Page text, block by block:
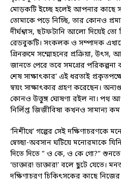
মোড়কটি ইচ্ছে হলেই আপনার কাছে
তোমাকে পড়ে নিচ্ছি, তার কোনও
দীর্ঘশ্বাস, ছটফটানি আলো দিয়েই তো
রেডবুকটি। সংকলক ও সম্পাদক
গ্রিনরুমে সম্মোহনের প্রক্রিয়া, উৎস,
জানতে পেরে তবে সমগ্রের পরিকল্পনা
শেষ সাক্ষাৎকার’ এই ধরতাই
স্বয়ং সাক্ষাৎকার গ্রহণ করেছেন।
কোনও উত্তুঙ্গ ঘোষণা রইল না। পথ
নির্লিপ্ত জিজীবিষা কখনও সামান্য
‘নিশীথে’ গল্পের সেই দক্ষিণাচরণকে
স্বেচ্ছা-অবসান ঘটিয়ে মনোরমাকে
দিতে দিতে ” ও কে, ও কে গো?” শুনতে
‘ডাক্তার! ডাক্তার!’ বলে ছুটে যেতে।
দক্ষিণাচরণ চিকিৎসকের কাছে